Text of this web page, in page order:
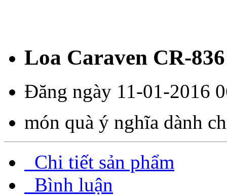
Loa Caraven CR-836
Đăng ngày 11-01-2016
món quà ý nghĩa dành
Chi tiết sản phẩm
Bình luận